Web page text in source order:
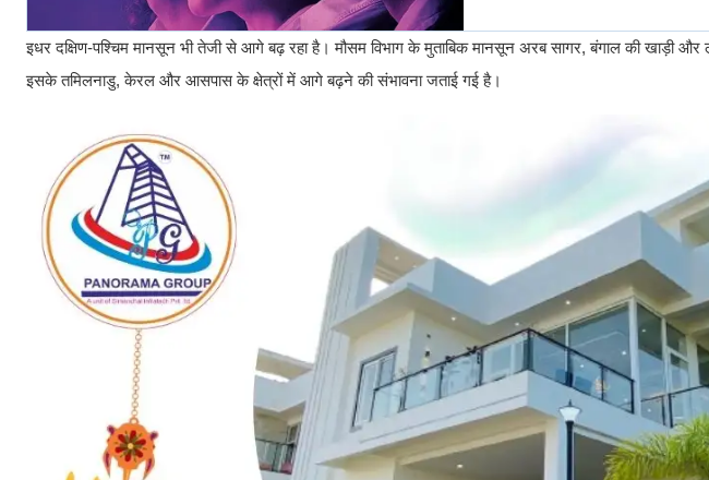
इधर दक्षिण-पश्चिम मानसून भी तेजी से आगे बढ़ रहा है। मौसम विभाग के मुताबिक मानसून अरब सागर, बंगाल की खाड़ी
इसके तमिलनाडु, केरल और आसपास के क्षेत्रों में आगे बढ़ने की संभावना जताई गई है।